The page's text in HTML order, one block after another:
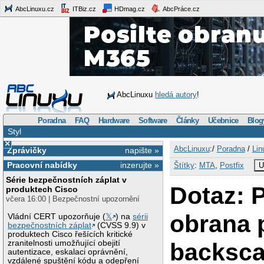
AbcLinuxu.cz ITBiz.cz HDmag.cz AbcPráce.cz
AbcLinuxu hledá autory!
Poradna FAQ Hardware Software Články Učebnice
Styl
×
napište »
Zprávičky
inzerujte »
Pracovní nabídky
Série bezpečnostních záplat v
produktech Cisco
včera 16:00 | Bezpečnostní upozornění
Vládní CERT upozorňuje (𝕏 ) nasérii
bezpečnostních záplat
(CVSS 9.9) v
produktech Cisco řešících kritické
zranitelnosti umožňující obejití
autentizace, eskalaci oprávnění,
vzdálené spuštění kódu a odepření
AbcLinuxu:/ Poradna/
Štítky: MTA Postfix
Dotaz:
obrana